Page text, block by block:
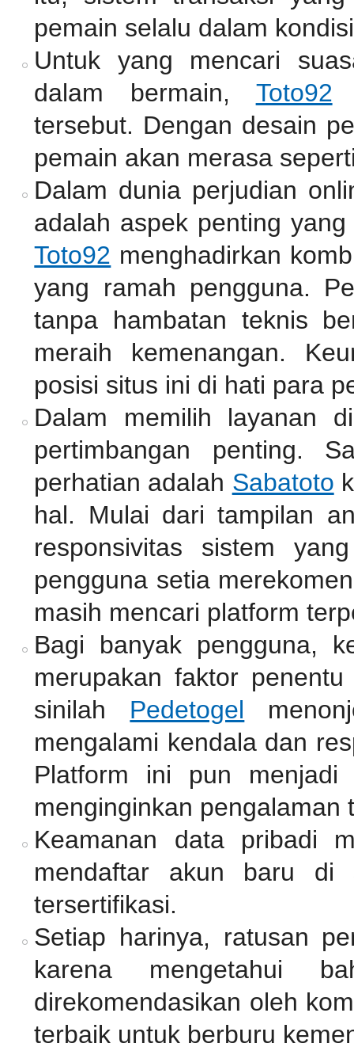
pemain selalu dalam
Untuk yang mencari
dalam bermain, Toto92
tersebut. Dengan desain
pemain akan merasa
Dalam dunia perjudian
adalah aspek penting
Toto92 menghadirkan
yang ramah pengguna.
tanpa hambatan teknis
meraih kemenangan.
posisi situs ini di hati para
Dalam memilih layanan
pertimbangan penting.
perhatian adalah Sabatoto
hal. Mulai dari tampilan
responsivitas sistem
pengguna setia
masih mencari platform
Bagi banyak pengguna,
merupakan faktor
sinilah Pedetogel
mengalami kendala dan
Platform ini pun
menginginkan pengalaman
Keamanan data pribadi
mendaftar akun baru
tersertifikasi.
Setiap harinya, ratusan
karena mengetahui
direkomendasikan oleh
terbaik untuk berburu